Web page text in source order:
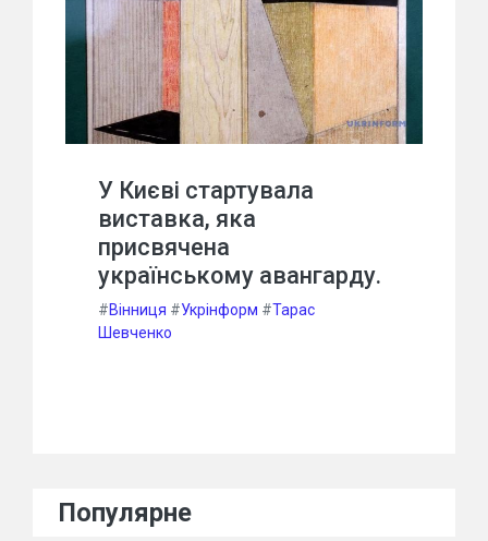
У Києві стартувала
виставка, яка
присвячена
українському авангарду.
#Вінниця #Укрінформ #Тарас
Шевченко
Популярне